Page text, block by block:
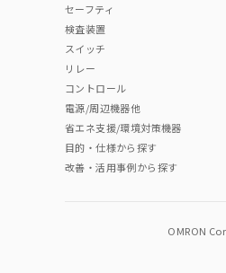
"対応済み"や非含有の記載
非含有品が必要な際は、弊
セーフティ
検査装置
スイッチ
リレー
コントロール
電源/周辺機器他
省エネ支援/環境対策機器
目的・仕様から探す
改善・活用事例から探す
OMRON